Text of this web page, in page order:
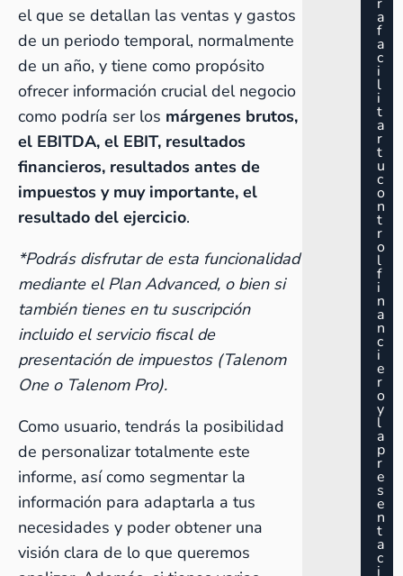
el que se detallan las ventas y gastos
de un periodo temporal, normalmente
de un año, y tiene como propósito
ofrecer información crucial del negocio
como podría ser los márgenes brutos,
el EBITDA, el EBIT, resultados
financieros, resultados antes de
impuestos y muy importante, el
resultado del ejercicio.
*Podrás disfrutar de esta funcionalidad
mediante el Plan Advanced, o bien si
también tienes en tu suscripción
incluido el servicio fiscal de
presentación de impuestos (Talenom
Oneo Talenom Pro).
Como usuario, tendrás la posibilidad
de personalizar totalmente este
informe, así como segmentar la
información para adaptarla a tus
necesidades y poder obtener una
visión clara de lo que queremos
a
f
a
c
i
l
i
t
a
r
t
u
c
o
n
t
r
o
l
f
i
n
a
n
c
i
e
r
o
y
l
a
p
r
e
s
e
n
t
a
c
i